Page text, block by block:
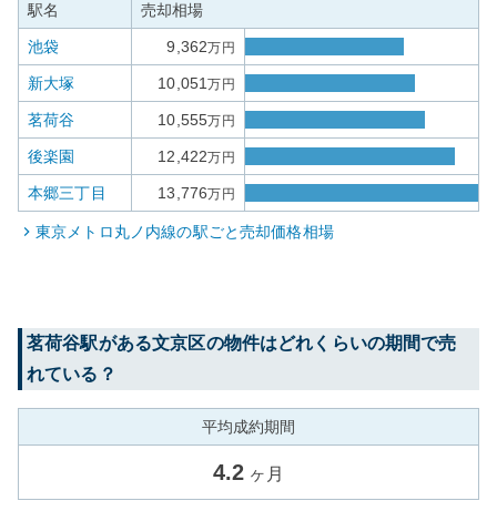
駅名 売却相場
池袋 9,362万円
新大塚 10,051万円
茗荷谷 10,555万円
後楽園 12,422万円
本郷三丁目 13,776万円
東京メトロ丸ノ内線の駅ごと売却価格相場
茗荷谷駅がある文京区の物件はどれくらいの期間で売
れている？
平均成約期間
4.2 ヶ月